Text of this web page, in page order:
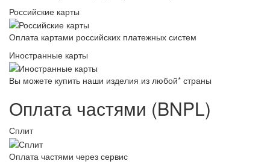
Российские карты
Оплата картами российских платежных систем
Иностранные карты
Вы можете купить наши изделия из любой* страны
Оплата частями (BNPL)
Сплит
Оплата частями через сервис